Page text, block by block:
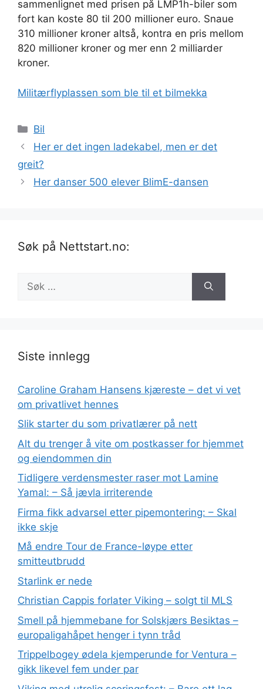
sammenlignet med prisen på LMP1h-biler som
fort kan koste 80 til 200 millioner euro. Snaue
310 millioner kroner altså, kontra en pris mellom
820 millioner kroner og mer enn 2 milliarder
kroner.
Militærflyplassen som ble til et bilmekka
Kategorier
Bil
Her er det ingen ladekabel, men er det
greit?
Her danser 500 elever BlimE-dansen
Søk på Nettstart.no:
etter:
Siste innlegg
Caroline Graham Hansens kjæreste – det vi vet
om privatlivet hennes
Slik starter du som privatlærer på nett
Alt du trenger å vite om postkasser for hjemmet
og eiendommen din
Tidligere verdensmester raser mot Lamine
Yamal: – Så jævla irriterende
Firma fikk advarsel etter pipemontering: – Skal
ikke skje
Må endre Tour de France-løype etter
smitteutbrudd
Starlink er nede
Christian Cappis forlater Viking – solgt til MLS
Smell på hjemmebane for Solskjærs Besiktas –
europaligahåpet henger i tynn tråd
Trippelbogey ødela kjemperunde for Ventura –
gikk likevel fem under par